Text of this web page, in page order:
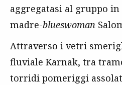
aggregatasi al gruppo
madre-blueswoman
Attraverso i vetri
fluviale Karnak, tra
torridi pomeriggi